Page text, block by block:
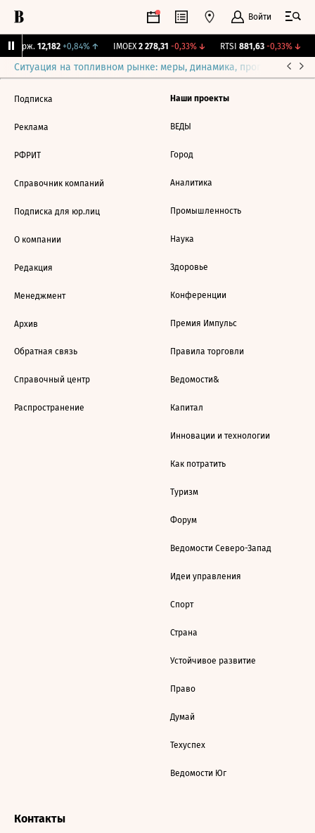
Войти
Бирж. 12,182 +0,84%↑ IMOEX 2 278,31 -0,33%↓ RTSI 881,63 -0,33%↓
Ситуация на топливном рынке: меры, динамика, прогнозы
Подписка
Реклама
РФРИТ
Справочник компаний
Подписка для юр.лиц
О компании
Редакция
Менеджмент
Архив
Обратная связь
Справочный центр
Распространение
Наши проекты
ВЕДЫ
Город
Аналитика
Промышленность
Наука
Здоровье
Конференции
Премия Импульс
Правила торговли
Ведомости&
Капитал
Инновации и технологии
Как потратить
Туризм
Форум
Ведомости Северо-Запад
Идеи управления
Спорт
Страна
Устойчивое развитие
Право
Думай
Техуспех
Ведомости Юг
Контакты